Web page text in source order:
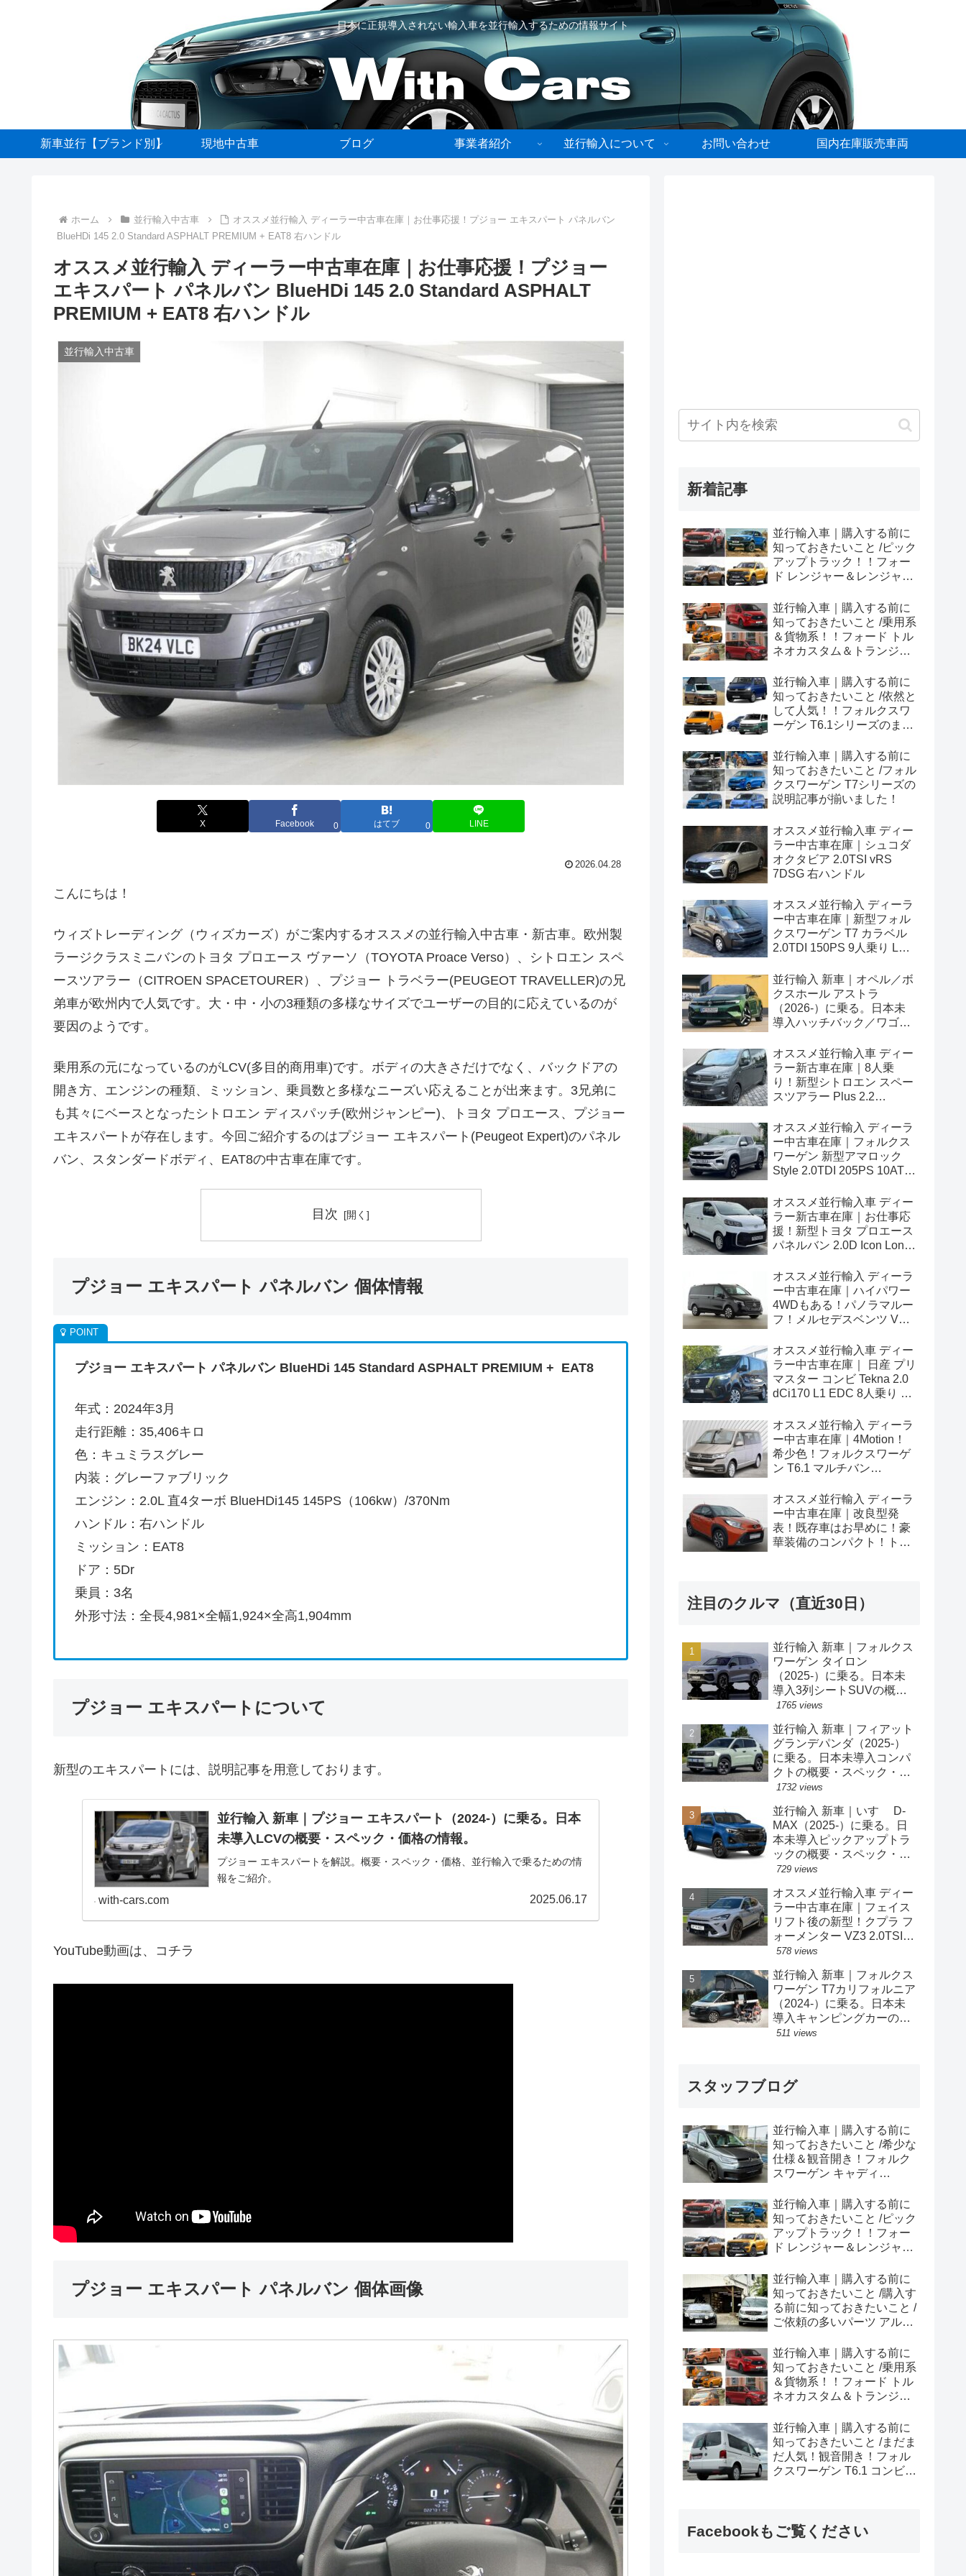
日本に正規導入されない輸入車を並行輸入するための情報サイト
新車並行【ブランド別】 現地中古車 ブログ 事業者紹介 並行輸入について お問い合わせ 国内在庫販売車両
ホーム 並行輸入中古車
オススメ並行輸入 ディーラー中古車在庫｜お仕事応援！プジョー エキスパート パネルバン
BlueHDi 145 2.0 Standard ASPHALT PREMIUM + EAT8 右ハンドル
オススメ並行輸入 ディーラー中古車在庫｜お仕事応援！プジョー
エキスパート パネルバン BlueHDi 145 2.0 Standard ASPHALT
PREMIUM + EAT8 右ハンドル
並行輸入中古車
X Facebook 0 はてブ 0 LINE
2026.04.28
こんにちは！
ウィズトレーディング（ウィズカーズ）がご案内するオススメの並行輸入中古車・新古車。欧州製
ラージクラスミニバンのトヨタ プロエース ヴァーソ（TOYOTA Proace Verso）、シトロエン スペ
ースツアラー（CITROEN SPACETOURER）、プジョー トラベラー(PEUGEOT TRAVELLER)の兄
弟車が欧州内で人気です。大・中・小の3種類の多様なサイズでユーザーの目的に応えているのが
要因のようです。
乗用系の元になっているのがLCV(多目的商用車)です。ボディの大きさだけでなく、バックドアの
開き方、エンジンの種類、ミッション、乗員数と多様なニーズい応えることが出来ます。3兄弟に
も其々にベースとなったシトロエン ディスパッチ(欧州ジャンピー)、トヨタ プロエース、プジョー
エキスパートが存在します。今回ご紹介するのはプジョー エキスパート(Peugeot Expert)のパネル
バン、スタンダードボディ、EAT8の中古車在庫です。
目次
プジョー エキスパート パネルバン 個体情報
プジョー エキスパート パネルバン BlueHDi 145 Standard ASPHALT PREMIUM + EAT8
年式：2024年3月
走行距離：35,406キロ
色：キュミラスグレー
内装：グレーファブリック
エンジン：2.0L 直4ターボ BlueHDi145 145PS（106kw）/370Nm
ハンドル：右ハンドル
ミッション：EAT8
ドア：5Dr
乗員：3名
外形寸法：全長4,981×全幅1,924×全高1,904mm
プジョー エキスパートについて
新型のエキスパートには、説明記事を用意しております。
並行輸入 新車｜プジョー エキスパート（2024-）に乗る。日本
未導入LCVの概要・スペック・価格の情報。
プジョー エキスパートを解説。概要・スペック・価格、並行輸入で乗るための情
報をご紹介。
with-cars.com 2025.06.17
YouTube動画は、コチラ
プジョー エキスパート パネルバン 個体画像
新着記事
並行輸入車｜購入する前に
知っておきたいこと /ピック
アップトラック！！フォー
ド レンジャー＆レンジャー
め！
並行輸入車｜購入する前に
知っておきたいこと /乗用系
＆貨物系！！フォード トル
ネオカスタム＆トランジッ
め！
並行輸入車｜購入する前に
知っておきたいこと /依然と
して人気！！フォルクスワ
ーゲン T6.1シリーズのまと
並行輸入車｜購入する前に
知っておきたいこと /フォル
クスワーゲン T7シリーズの
説明記事が揃いました！
オススメ並行輸入車 ディー
ラー中古車在庫｜シュコダ
オクタビア 2.0TSI vRS
7DSG 右ハンドル
オススメ並行輸入 ディーラ
ー中古車在庫｜新型フォル
クスワーゲン T7 カラベル
2.0TDI 150PS 9人乗り LWB
並行輸入 新車｜オペル／ボ
クスホール アストラ
（2026-）に乗る。日本未
導入ハッチバック／ワゴン
情報。
オススメ並行輸入車 ディー
ラー新古車在庫｜8人乗
り！新型シトロエン スペー
スツアラー Plus 2.2
ドル
オススメ並行輸入 ディーラ
ー中古車在庫｜フォルクス
ワーゲン 新型アマロック
Style 2.0TDI 205PS 10AT
オススメ並行輸入車 ディー
ラー新古車在庫｜お仕事応
援！新型トヨタ プロエース
パネルバン 2.0D Icon Long
オススメ並行輸入 ディーラ
ー中古車在庫｜ハイパワー
4WDもある！パノラマルー
フ！メルセデスベンツ Vク
ロング 4Matic 9G-Tronic 左
ハンドル
オススメ並行輸入車 ディー
ラー中古車在庫｜ 日産 プリ
マスター コンビ Tekna 2.0
dCi170 L1 EDC 8人乗り 左
オススメ並行輸入 ディーラ
ー中古車在庫｜4Motion！
希少色！フォルクスワーゲ
ン T6.1 マルチバン
204PS 7人乗り 7DSG 左ハ
ンドル
オススメ並行輸入 ディーラ
ー中古車在庫｜改良型発
表！既存車はお早めに！豪
華装備のコンパクト！トヨ
注目のクルマ（直近30日）
並行輸入 新車｜フォルクス
ワーゲン タイロン
（2025-）に乗る。日本未
導入3列シートSUVの概
要・スペック・価格の情
1765 views
並行輸入 新車｜フィアット
グランデパンダ（2025-）
に乗る。日本未導入コンパ
クトの概要・スペック・価
格の情報。
1732 views
並行輸入 新車｜いすゞ D-
MAX（2025-）に乗る。日
本未導入ピックアップトラ
ックの概要・スペック・価
格の情報。
729 views
オススメ並行輸入車 ディー
ラー中古車在庫｜フェイス
リフト後の新型！クプラ フ
ォーメンター VZ3 2.0TSI
333PS 4Drive 7DSG 右ハン
578 views
並行輸入 新車｜フォルクス
ワーゲン T7カリフォルニア
（2024-）に乗る。日本未
導入キャンピングカーの概
要・スペック・価格の情
511 views
スタッフブログ
並行輸入車｜購入する前に
知っておきたいこと /希少な
仕様＆観音開き！フォルク
スワーゲン キャディ
並行輸入車｜購入する前に
知っておきたいこと /ピック
アップトラック！！フォー
ド レンジャー＆レンジャー
め！
並行輸入車｜購入する前に
知っておきたいこと /購入す
る前に知っておきたいこと /
ご依頼の多いパーツ アルピ
やカスタム・チューニング
パーツも何とかなる！②
並行輸入車｜購入する前に
知っておきたいこと /乗用系
＆貨物系！！フォード トル
ネオカスタム＆トランジッ
め！
並行輸入車｜購入する前に
知っておきたいこと /まだま
だ人気！観音開き！フォル
クスワーゲン T6.1 コンビ横
Facebookもご覧ください